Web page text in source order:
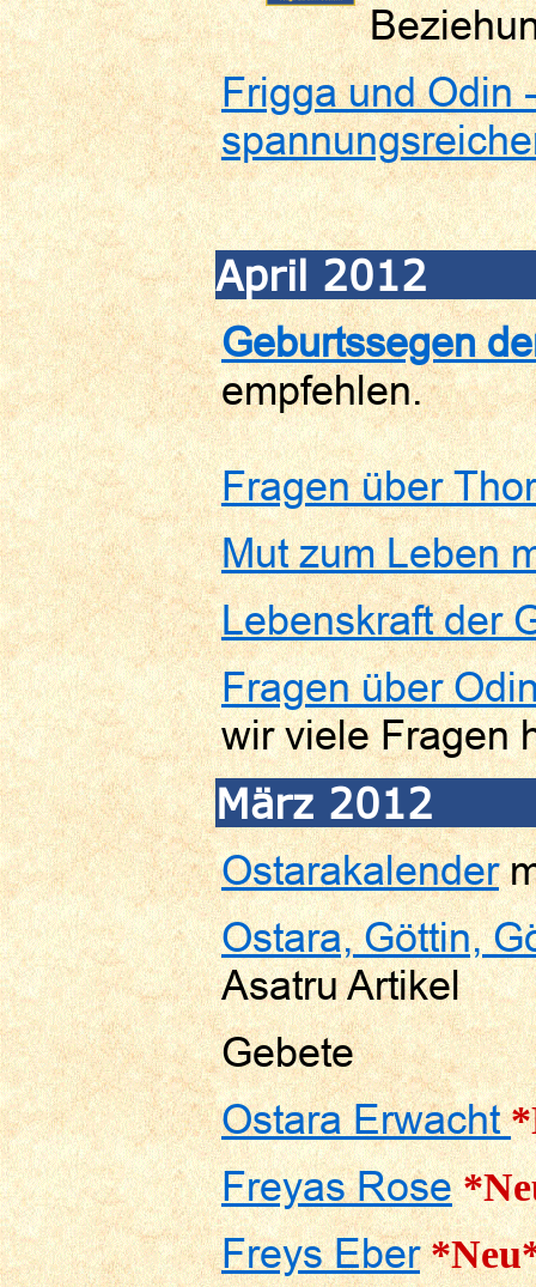
Frigga und Odin
April 2012
Geburtssegen
empfehlen.
Fragen über Thor
Mut zum Leben
Lebenskraft der
Fragen über
wir viele Fragen
März 2012
Ostarakalender
Ostara, Göttin,
Asatru Artikel
Gebete
Ostara Erwacht
Freyas Rose
Freys Eber